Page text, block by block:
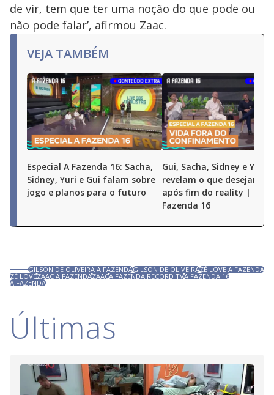
de vir, tem que ter uma noção do que pode ou
não pode falar’, afirmou Zaac.
VEJA TAMBÉM
Especial A Fazenda 16: Sacha,
Sidney, Yuri e Gui falam sobre
jogo e planos para o futuro
Gui, Sacha, Sidney e Yuri
revelam o que desejam
após fim do reality |
Fazenda 16
GILSON DE OLIVEIRA A FAZENDAGILSON DE OLIVEIRAZÉ LOVE A FAZENDA
ZÉ LOVEZAAC A FAZENDAZAACA FAZENDA RECORD TVA FAZENDA 16
A FAZENDA
Últimas